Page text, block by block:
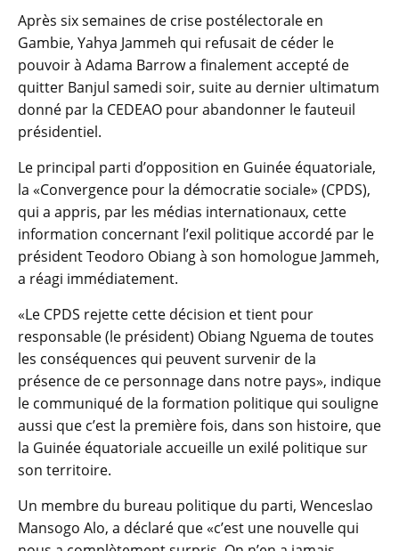
Après six semaines de crise postélectorale en
Gambie, Yahya Jammeh qui refusait de céder le
pouvoir à Adama Barrow a finalement accepté de
quitter Banjul samedi soir, suite au dernier ultimatum
donné par la CEDEAO pour abandonner le fauteuil
présidentiel.
Le principal parti d’opposition en Guinée équatoriale,
la «Convergence pour la démocratie sociale» (CPDS),
qui a appris, par les médias internationaux, cette
information concernant l’exil politique accordé par le
président Teodoro Obiang à son homologue Jammeh,
a réagi immédiatement.
«Le CPDS rejette cette décision et tient pour
responsable (le président) Obiang Nguema de toutes
les conséquences qui peuvent survenir de la
présence de ce personnage dans notre pays», indique
le communiqué de la formation politique qui souligne
aussi que c’est la première fois, dans son histoire, que
la Guinée équatoriale accueille un exilé politique sur
son territoire.
Un membre du bureau politique du parti, Wenceslao
Mansogo Alo, a déclaré que «c’est une nouvelle qui